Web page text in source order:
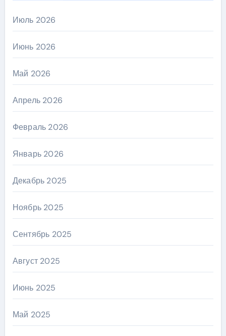
Июль 2026
Июнь 2026
Май 2026
Апрель 2026
Февраль 2026
Январь 2026
Декабрь 2025
Ноябрь 2025
Сентябрь 2025
Август 2025
Июнь 2025
Май 2025